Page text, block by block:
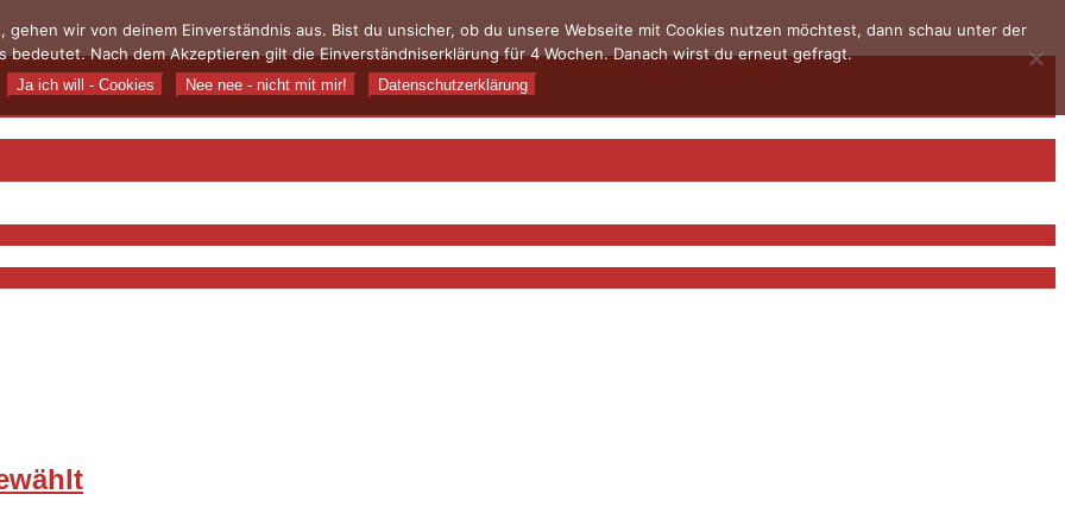
wir von deinem Einverständnis aus. Bist du unsicher, ob du unsere Webseite mit Cookies nutzen möchtest, dann schau unter der
bedeutet. Nach dem Akzeptieren gilt die Einverständniserklärung für 4 Wochen. Danach wirst du erneut gefragt.
Ja ich will - Cookies Nee nee - nicht mit mir! Datenschutzerklärung